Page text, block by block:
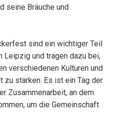
seine Bräuche und
sind ein wichtiger Teil
und tragen dazu bei,
verschiedenen Kulturen und
zu stärken. Es ist ein Tag der
Zusammenarbeit, an dem
um die Gemeinschaft